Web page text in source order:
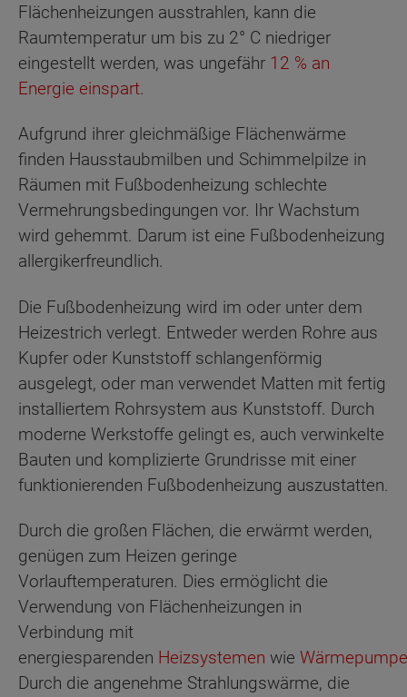
Flächenheizungen ausstrahlen, kann die
Raumtemperatur um bis zu 2° C niedriger
eingestellt werden, was ungefähr 12 % an
Energie einspart.
Aufgrund ihrer gleichmäßige Flächenwärme
finden Hausstaubmilben und Schimmelpilze in
Räumen mit Fußbodenheizung schlechte
Vermehrungsbedingungen vor. Ihr Wachstum
wird gehemmt. Darum ist eine Fußbodenheizung
allergikerfreundlich.
Die Fußbodenheizung wird im oder unter dem
Heizestrich verlegt. Entweder werden Rohre aus
Kupfer oder Kunststoff schlangenförmig
ausgelegt, oder man verwendet Matten mit fertig
installiertem Rohrsystem aus Kunststoff. Durch
moderne Werkstoffe gelingt es, auch verwinkelte
Bauten und komplizierte Grundrisse mit einer
funktionierenden Fußbodenheizung auszustatten.
Durch die großen Flächen, die erwärmt werden,
genügen zum Heizen geringe
Vorlauftemperaturen. Dies ermöglicht die
Verwendung von Flächenheizungen in
Verbindung mit
energiesparenden Heizsystemen wie
Durch die angenehme Strahlungswärme, die